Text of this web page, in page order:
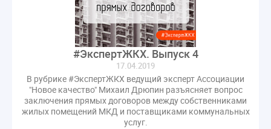
газовое оборудование
государственная дума
обращение
общее имущество
проверки ЖКХ
саморегулирование
управляющие организации
Альберт Короленко
Госуслуги
ЖК РФ КоАП РФ
Почта России
РСО
Стандарты и качество
встреча
налоговая реформа
#ЭкспертЖКХ. Выпуск 4
17.04.2019
В рубрике #ЭкспертЖКХ ведущий эксперт Ассоциации
"Новое качество" Михаил Дрюпин разъясняет вопрос
заключения прямых договоров между собственниками
жилых помещений МКД и поставщиками коммунальных
услуг.